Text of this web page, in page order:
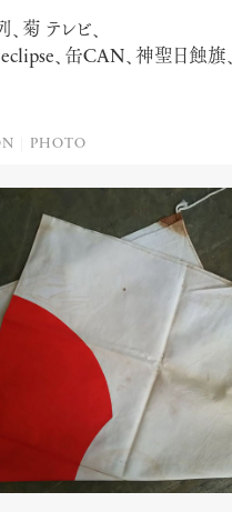
菊 テレビ、
eclipse、缶CAN 、神聖日蝕旗、
PHOTO